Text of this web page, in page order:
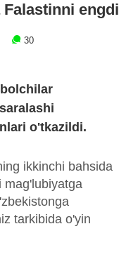
engdi
30
o'tkazildi.
ikkinchi bahsida
mag'lubiyatga
tarkibida o'yin